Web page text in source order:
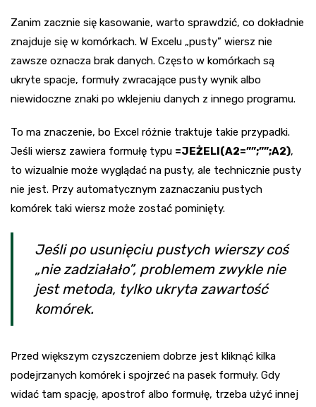
Zanim zacznie się kasowanie, warto sprawdzić, co dokładnie
znajduje się w komórkach. W Excelu „pusty” wiersz nie
zawsze oznacza brak danych. Często w komórkach są
ukryte spacje, formuły zwracające pusty wynik albo
niewidoczne znaki po wklejeniu danych z innego programu.
To ma znaczenie, bo Excel różnie traktuje takie przypadki.
Jeśli wiersz zawiera formułę typu =JEŻELI(A2=””;””;A2),
to wizualnie może wyglądać na pusty, ale technicznie pusty
nie jest. Przy automatycznym zaznaczaniu pustych
komórek taki wiersz może zostać pominięty.
Jeśli po usunięciu pustych wierszy coś
„nie zadziałało”, problemem zwykle nie
jest metoda, tylko ukryta zawartość
komórek.
Przed większym czyszczeniem dobrze jest kliknąć kilka
podejrzanych komórek i spojrzeć na pasek formuły. Gdy
widać tam spację, apostrof albo formułę, trzeba użyć innej